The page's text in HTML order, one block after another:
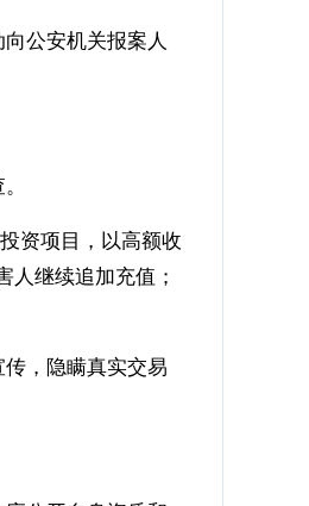
公安机关报案人
资项目，以高额收
继续追加充值；
，隐瞒真实交易